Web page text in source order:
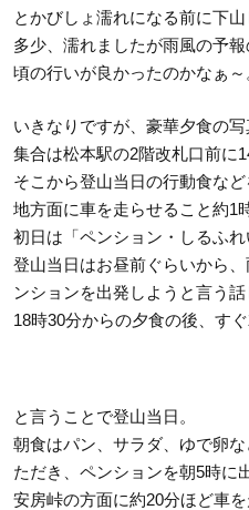
とかびしょ濡れになる前に下山
多少、濡れましたが雨風の予
頃の行いが良かったのかなぁ～
いきなりですが、豪華夕食の
集合は松本駅の2階改札口前に
そこから登山当日の行動食な
地方面に車を走らせること約1
初日は「ペンション・しるふれ
登山当日はお昼前ぐらいから
ンションを出発しようと言う話
18時30分からの夕食の後、すぐ
と言うことで登山当日。
朝食はパン、サラダ、ゆで卵
ただき、ペンションを朝5時に
安房峠の方面に約20分ほど車を